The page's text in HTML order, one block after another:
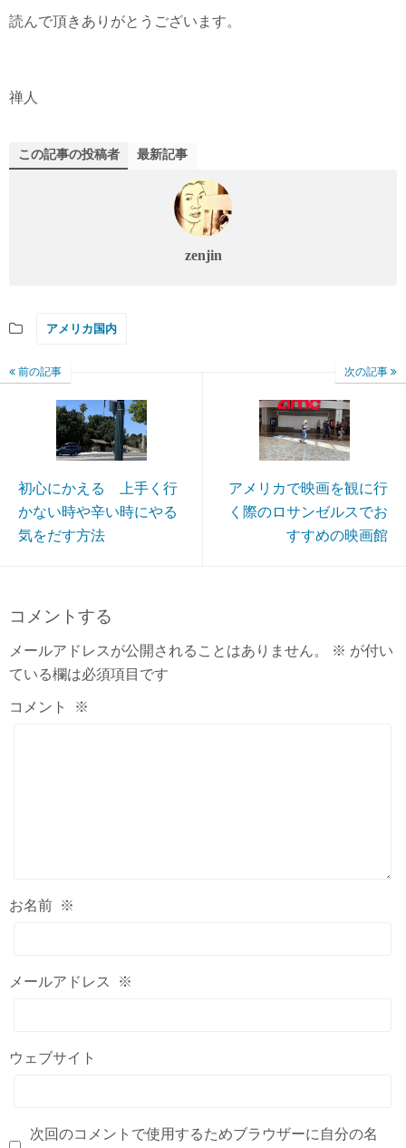
読んで頂きありがとうございます。
禅人
この記事の投稿者 最新記事
zenjin
アメリカ国内
前の記事
初心にかえる 上手く行
かない時や辛い時にやる
気をだす方法
次の記事
アメリカで映画を観に行
く際のロサンゼルスでお
すすめの映画館
コメントする
メールアドレスが公開されることはありません。 ※ が付い
ている欄は必須項目です
コメント ※
お名前 ※
メールアドレス ※
ウェブサイト
次回のコメントで使用するためブラウザーに自分の名